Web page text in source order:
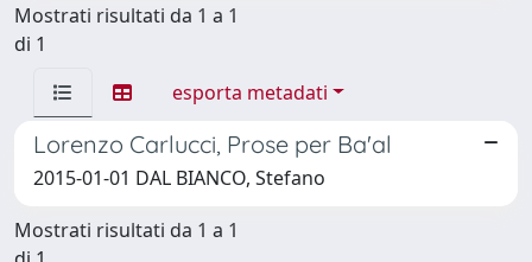
Mostrati risultati da 1 a 1
di 1
esporta metadati
Lorenzo Carlucci, Prose per Ba'al
2015-01-01 DAL BIANCO, Stefano
Mostrati risultati da 1 a 1